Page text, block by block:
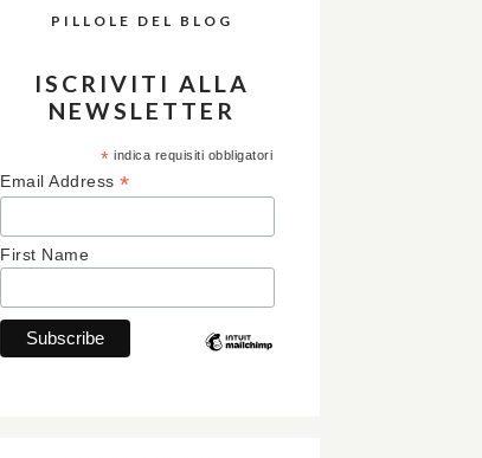
PILLOLE DEL BLOG
ISCRIVITI ALLA
NEWSLETTER
* indica requisiti obbligatori
Email Address *
First Name